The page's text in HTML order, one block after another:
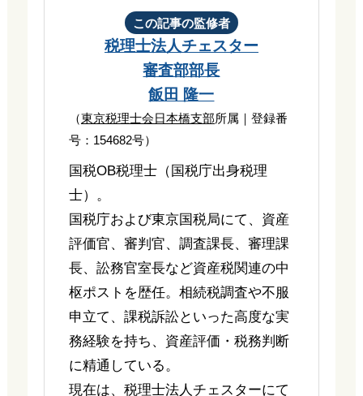
この記事の監修者
税理士法人チェスター
審査部部長
飯田 隆一
（東京税理士会日本橋支部所属｜登録番
号：154682号）
国税OB税理士（国税庁出身税理
士）。
国税庁および東京国税局にて、資産
評価官、審判官、調査課長、審理課
長、訟務官室長など資産税関連の中
枢ポストを歴任。相続税調査や不服
申立て、課税訴訟といった高度な実
務経験を持ち、資産評価・税務判断
に精通している。
現在は、税理士法人チェスターにて